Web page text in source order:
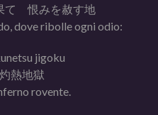
て 恨みを赦す地
dove ribolle ogni odio:
jigoku
熱地獄
rovente.